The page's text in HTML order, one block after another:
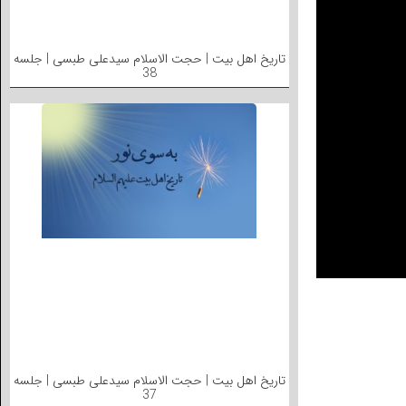
تاریخ اهل بیت | حجت الاسلام سیدعلی طبسی | جلسه
38
تاریخ اهل بیت | حجت الاسلام سیدعلی طبسی | جلسه
37